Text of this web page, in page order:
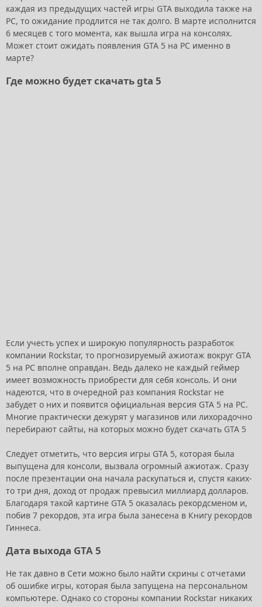
каждая из предыдущих частей игры GTA выходила также на
РС, то ожидание продлится не так долго. В марте исполнится
6 месяцев с того момента, как вышла игра на консолях.
Может стоит ожидать появления GTA 5 на PC именно в
марте?
Где можно будет скачать gta 5
Если учесть успех и широкую популярность разработок
компании Rockstar, то прогнозируемый ажиотаж вокруг GTA
5 на PC вполне оправдан. Ведь далеко не каждый геймер
имеет возможность приобрести для себя консоль. И они
надеются, что в очередной раз компания Rockstar не
забудет о них и появится официальная версия GTA 5 на PC.
Многие практически дежурят у магазинов или лихорадочно
перебирают сайты, на которых можно будет скачать GTA 5
Следует отметить, что версия игры GTA 5, которая была
выпущена для консоли, вызвала огромный ажиотаж. Сразу
после презентации она начала раскупаться и, спустя каких-
то три дня, доход от продаж превысил миллиард долларов.
Благодаря такой картине GTA 5 оказалась рекордсменом и,
побив 7 рекордов, эта игра была занесена в Книгу рекордов
Гиннеса.
Дата выхода GTA 5
Не так давно в Сети можно было найти скрины с отчетами
об ошибке игры, которая была запущена на персональном
компьютере. Однако со стороны компании Rockstar никаких